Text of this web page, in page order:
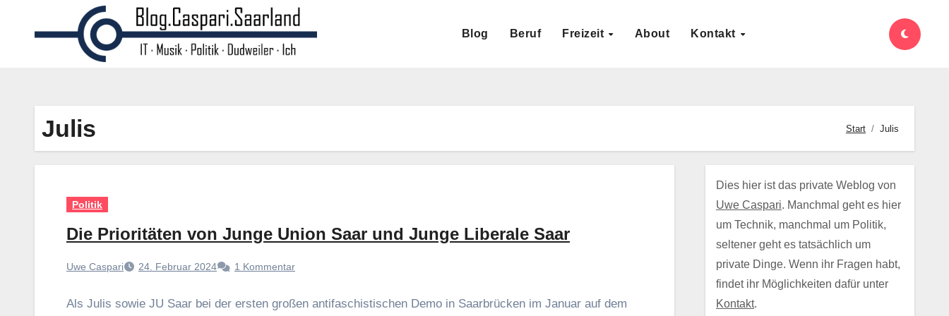
Blog Beruf Freizeit About Kontakt
Julis Start Julis
Politik
Die Prioritäten von Junge Union Saar und Junge Liberale Saar
Uwe Caspari 24. Februar 2024 1 Kommentar
Als Julis sowie JU Saar bei der ersten großen antifaschistischen Demo in Saarbrücken im Januar auf dem
Dies hier ist das private Weblog von
Uwe Caspari. Manchmal geht es hier
um Technik, manchmal um Politik,
seltener geht es tatsächlich um
private Dinge. Wenn ihr Fragen habt,
findet ihr Möglichkeiten dafür unter
Kontakt.